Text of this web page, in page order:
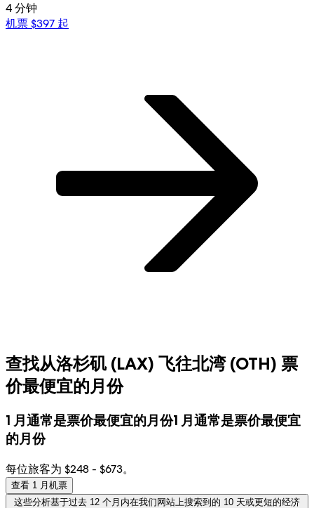
4 分钟
机票 $397 起
查找从洛杉矶 (LAX) 飞往北湾 (OTH) 票
价最便宜的月份
1 月通常是票价最便宜的月份1 月通常是票价最便宜
的月份
每位旅客为 $248 - $673。
查看 1 月机票
这些分析基于过去 12 个月内在我们网站上搜索到的 10 天或更短的经济